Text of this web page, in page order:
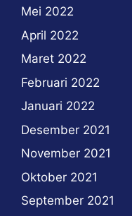
Mei 2022
April 2022
Maret 2022
Februari 2022
Januari 2022
Desember 2021
November 2021
Oktober 2021
September 2021